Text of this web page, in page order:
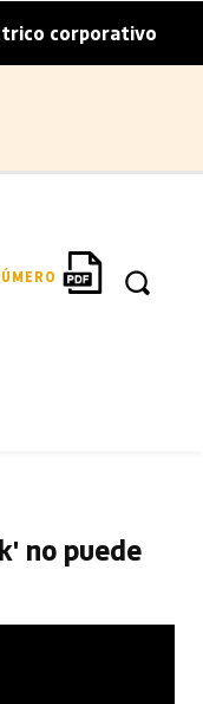
| Arval
no puede